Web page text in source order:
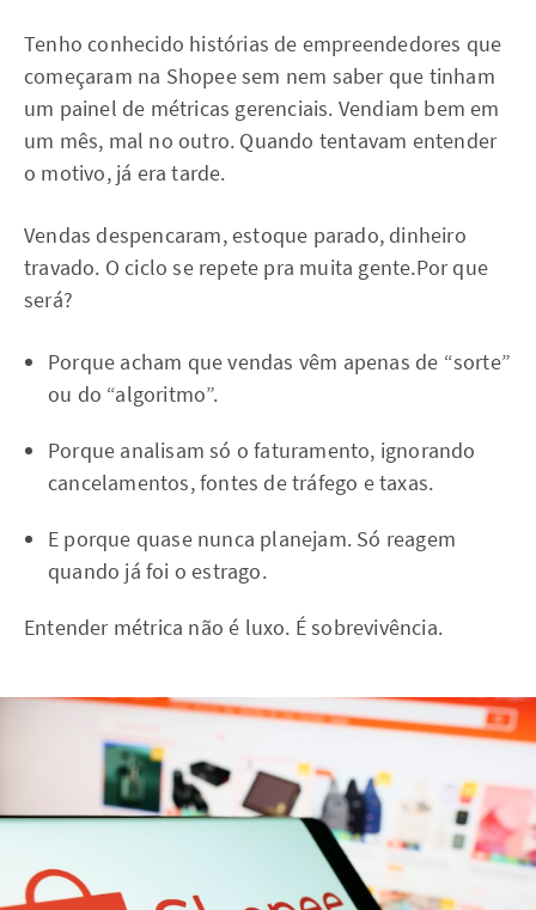
Tenho conhecido histórias de empreendedores que
começaram na Shopee sem nem saber que tinham
um painel de métricas gerenciais. Vendiam bem em
um mês, mal no outro. Quando tentavam entender
o motivo, já era tarde.
Vendas despencaram, estoque parado, dinheiro
travado. O ciclo se repete pra muita gente.Por que
será?
Porque acham que vendas vêm apenas de “sorte”
ou do “algoritmo”.
Porque analisam só o faturamento, ignorando
cancelamentos, fontes de tráfego e taxas.
E porque quase nunca planejam. Só reagem
quando já foi o estrago.
Entender métrica não é luxo. É sobrevivência.